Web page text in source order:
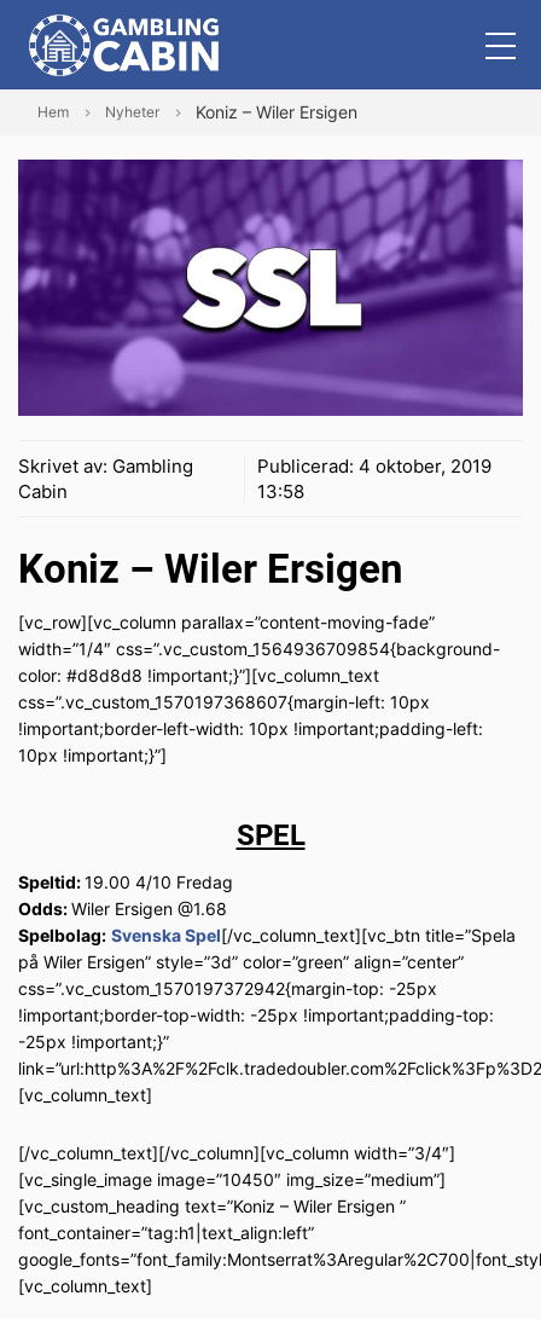
Hem Nyheter Koniz – Wiler Ersigen
Skrivet av: Gambling
Cabin
Publicerad: 4 oktober, 2019
13:58
Koniz – Wiler Ersigen
[vc_row][vc_column parallax=”content-moving-fade”
width=”1/4″ css=”.vc_custom_1564936709854{background-
color: #d8d8d8 !important;}”][vc_column_text
css=”.vc_custom_1570197368607{margin-left: 10px
!important;border-left-width: 10px !important;padding-left:
10px !important;}”]
SPEL
Speltid:19.00 4/10 Fredag
Odds:Wiler Ersigen @1.68
Spelbolag: Svenska Spel[/vc_column_text][vc_btn title=”Spela
på Wiler Ersigen” style=”3d” color=”green” align=”center”
css=”.vc_custom_1570197372942{margin-top: -25px
!important;border-top-width: -25px !important;padding-top:
-25px !important;}”
[vc_column_text]
[/vc_column_text][/vc_column][vc_column width=”3/4″]
[vc_single_image image=”10450″ img_size=”medium”]
[vc_custom_heading text=”Koniz – Wiler Ersigen ”
font_container=”tag:h1|text_align:left”
[vc_column_text]